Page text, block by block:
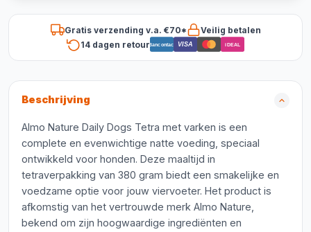
Gratis verzending v.a. €70*
Veilig betalen
14 dagen retourBancontact VISA iDEAL
Beschrijving
Almo Nature Daily Dogs Tetra met varken is een
complete en evenwichtige natte voeding, speciaal
ontwikkeld voor honden. Deze maaltijd in
tetraverpakking van 380 gram biedt een smakelijke en
voedzame optie voor jouw viervoeter. Het product is
afkomstig van het vertrouwde merk Almo Nature,
bekend om zijn hoogwaardige ingrediënten en